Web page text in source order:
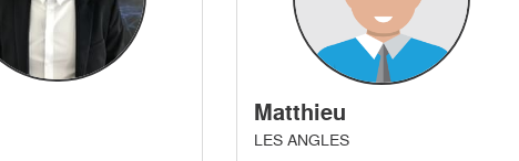
Matthieu
LES ANGLES